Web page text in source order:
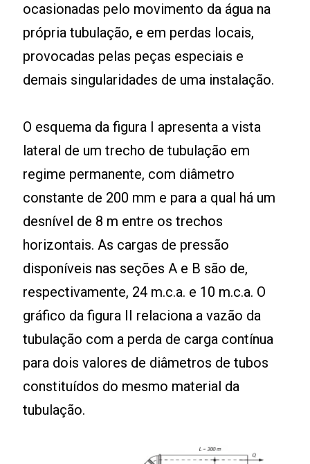
ocasionadas pelo movimento da água na
própria tubulação, e em perdas locais,
provocadas pelas peças especiais e
demais singularidades de uma instalação.
O esquema da figura I apresenta a vista
lateral de um trecho de tubulação em
regime permanente, com diâmetro
constante de 200 mm e para a qual há um
desnível de 8 m entre os trechos
horizontais. As cargas de pressão
disponíveis nas seções A e B são de,
respectivamente, 24 m.c.a. e 10 m.c.a. O
gráfico da figura II relaciona a vazão da
tubulação com a perda de carga contínua
para dois valores de diâmetros de tubos
constituídos do mesmo material da
tubulação.